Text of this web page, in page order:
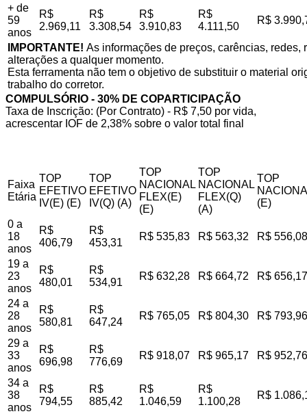
+ de
59
anos
R$
2.969,11
R$
3.308,54
R$
3.910,83
R$
4.111,50
R$
IMPORTANTE! As informações de preços, carências,
alterações a qualquer momento.
Esta ferramenta não tem o objetivo de substituir o material
trabalho do corretor.
COMPULSÓRIO - 30% DE COPARTICIPAÇÃO
Taxa de Inscrição: (Por Contrato) - R$ 7,50 por vida,
acrescentar IOF de 2,38% sobre o valor total final
Faixa
Etária
TOP
EFETIVO
IV(E) (E)
TOP
EFETIVO
IV(Q) (A)
TOP
NACIONAL
FLEX(E)
(E)
TOP
NACIONAL
FLEX(Q)
(A)
TOP
(E)
0 a
18
anos
R$
406,79
R$
453,31
R$ 535,83 R$ 563,32 R$ 556,08
19 a
23
anos
R$
480,01
R$
534,91
R$ 632,28 R$ 664,72 R$ 656,17
24 a
28
anos
R$
580,81
R$
647,24
R$ 765,05 R$ 804,30 R$ 793,96
29 a
33
anos
R$
696,98
R$
776,69
R$ 918,07 R$ 965,17 R$ 952,76
34 a
38
anos
R$
794,55
R$
885,42
R$
1.046,59
R$
1.100,28
R$